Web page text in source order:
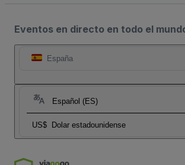
Eventos en directo en todo el
España
Español (ES)
US$ Dolar estadounidense